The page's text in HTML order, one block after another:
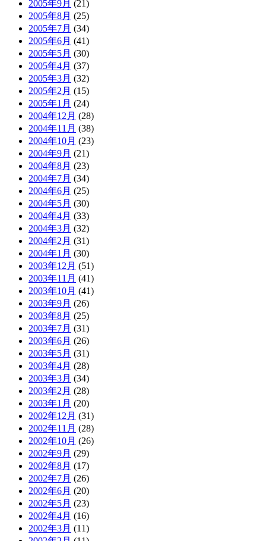
2005年9月 (21)
2005年8月 (25)
2005年7月 (34)
2005年6月 (41)
2005年5月 (30)
2005年4月 (37)
2005年3月 (32)
2005年2月 (15)
2005年1月 (24)
2004年12月 (28)
2004年11月 (38)
2004年10月 (23)
2004年9月 (21)
2004年8月 (23)
2004年7月 (34)
2004年6月 (25)
2004年5月 (30)
2004年4月 (33)
2004年3月 (32)
2004年2月 (31)
2004年1月 (30)
2003年12月 (51)
2003年11月 (41)
2003年10月 (41)
2003年9月 (26)
2003年8月 (25)
2003年7月 (31)
2003年6月 (26)
2003年5月 (31)
2003年4月 (28)
2003年3月 (34)
2003年2月 (28)
2003年1月 (20)
2002年12月 (31)
2002年11月 (28)
2002年10月 (26)
2002年9月 (29)
2002年8月 (17)
2002年7月 (26)
2002年6月 (20)
2002年5月 (23)
2002年4月 (16)
2002年3月 (11)